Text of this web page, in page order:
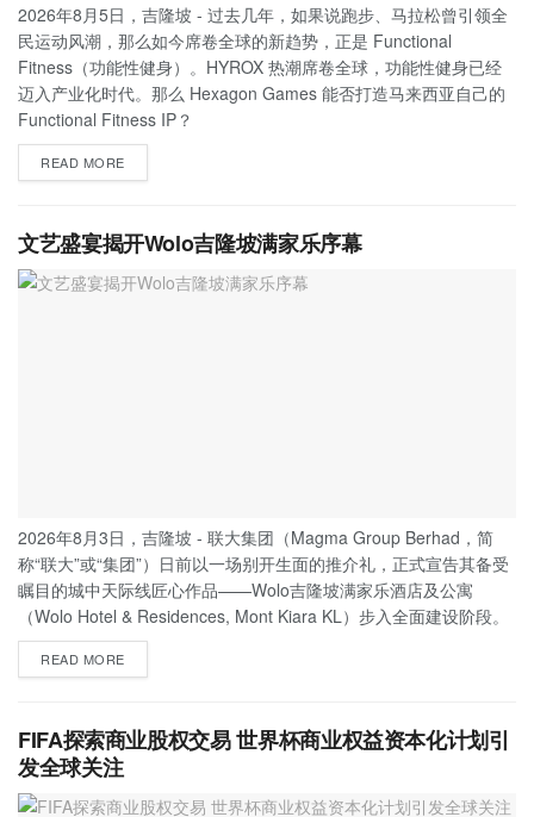
2026年8月5日，吉隆坡 - 过去几年，如果说跑步、马拉松曾引领全
民运动风潮，那么如今席卷全球的新趋势，正是 Functional
Fitness（功能性健身）。HYROX 热潮席卷全球，功能性健身已经
迈入产业化时代。那么 Hexagon Games 能否打造马来西亚自己的
Functional Fitness IP？
READ MORE
文艺盛宴揭开Wolo吉隆坡满家乐序幕
2026年8月3日，吉隆坡 - 联大集团（Magma Group Berhad，简
称“联大”或“集团”）日前以一场别开生面的推介礼，正式宣告其备受
瞩目的城中天际线匠心作品——Wolo吉隆坡满家乐酒店及公寓
（Wolo Hotel & Residences, Mont Kiara KL）步入全面建设阶段。
READ MORE
FIFA探索商业股权交易 世界杯商业权益资本化计划引
发全球关注